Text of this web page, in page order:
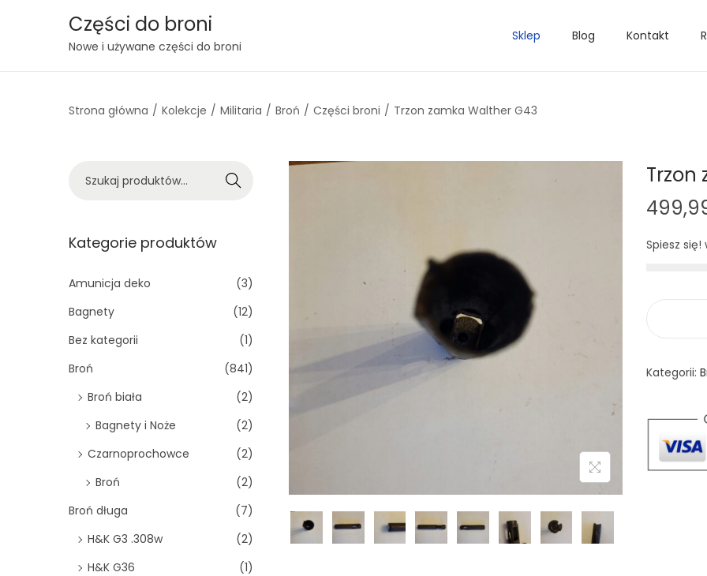
S
p
i
a
t
i
n
S
p
t
n
t
Części do broni
Nowe i używane części do broni
Sklep Blog Kontakt
Strona główna / Kolekcje / Militaria / Broń / Części broni / Trzon zamka Walther G43
Trzon
Spiesz się!
Kategorii:
k
j
:
Szukaj
Kategorie produktów
Amunicja deko
(3)
Bagnety
(12)
Bez kategorii
(1)
Broń
(841)
Broń biała
(2)
Bagnety i Noże
(2)
Czarnoprochowce
(2)
Broń
(2)
Broń długa
(7)
H&K G3 .308w
(2)
H&K G36
(1)